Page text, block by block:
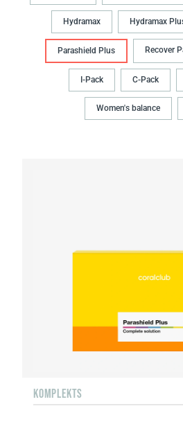
Hydramax Hydramax
Parashield Plus Recover
I-Pack C-Pack
Women's balance
KOMPLEKTS